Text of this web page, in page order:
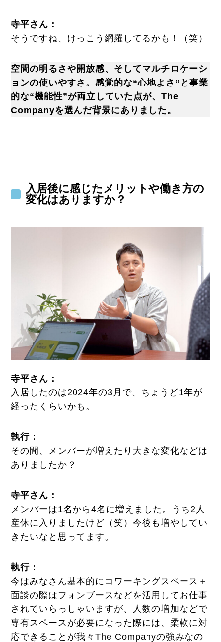
寺平さん：
そうですね、けっこう網羅してるかも！（笑）
空間の明るさや開放感、そしてマルチロケーシ
ョンの使いやすさ。感覚的な“心地よさ”と事業
的な“機能性”が両立していた点が、The
Companyを選んだ背景にありました。
入居後に感じたメリットや働き方の
変化はありますか？
寺平さん：
入居したのは2024年の3月で、ちょうど1年が
経ったくらいかも。
執行 ：
その間、メンバーが増えたり大きな変化などは
ありましたか？
寺平さん：
メンバーは1名から4名に増えました。うち2人
産休に入りましたけど（笑）今後も増やしてい
きたいなと思ってます。
執行：
今はみなさん基本的にコワーキングスペース＋
面談の際はフォンブースなどを活用してお仕事
されていらっしゃいますが、人数の増加などで
専有スペースが必要になった際には、柔軟に対
応できることが我々The Companyの強みなの